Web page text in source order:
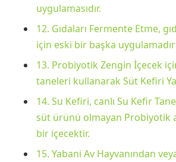
uygulamasıdır.
12. Gıdaları Fermente Etme,
için eski bir başka
13. Probiyotik Zengin İçecek
taneleri kullanarak Süt Kefiri
14. Su Kefiri, canlı Su Kefir
süt ürünü olmayan Probiyotik
bir içecektir.
15. Yabani Av Hayvanından